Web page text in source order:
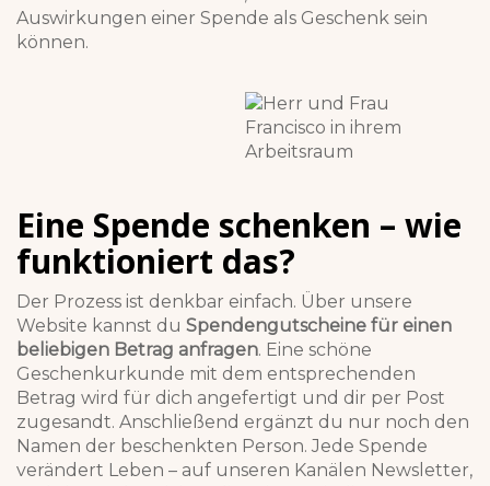
Auswirkungen einer Spende als Geschenk sein
können.
Eine Spende schenken – wie
funktioniert das?
Der Prozess ist denkbar einfach. Über unsere
Website kannst du Spendengutscheine für einen
beliebigen Betrag anfragen. Eine schöne
Geschenkurkunde mit dem entsprechenden
Betrag wird für dich angefertigt und dir per Post
zugesandt. Anschließend ergänzt du nur noch den
Namen der beschenkten Person. Jede Spende
verändert Leben – auf unseren Kanälen Newsletter,